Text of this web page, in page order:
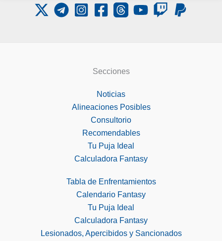
Secciones
Noticias
Alineaciones Posibles
Consultorio
Recomendables
Tu Puja Ideal
Calculadora Fantasy
Tabla de Enfrentamientos
Calendario Fantasy
Tu Puja Ideal
Calculadora Fantasy
Lesionados, Apercibidos y Sancionados